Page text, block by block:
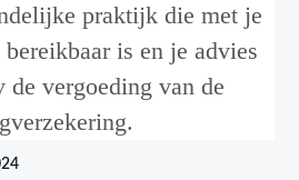
praktijk die met je
is en je advies
de vergoeding van de